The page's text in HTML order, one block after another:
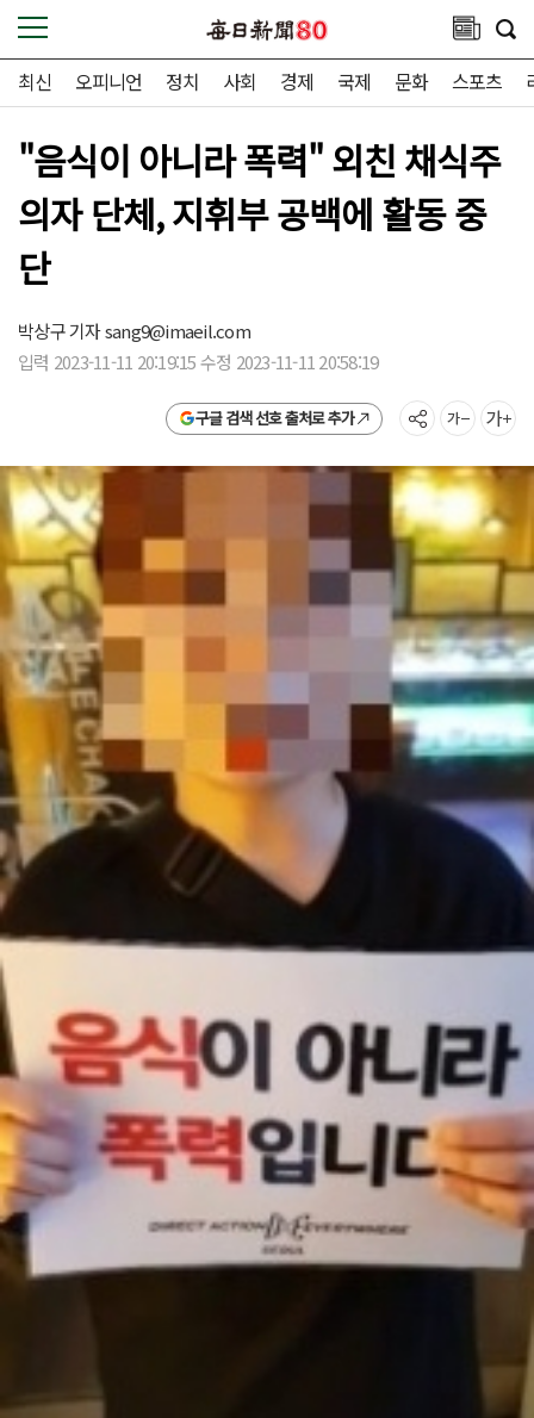
최신 오피니언 정치 사회 경제 국제 문화 스포츠
"음식이 아니라 폭력" 외친 채식주
의자 단체, 지휘부 공백에 활동 중
단
박상구 기자sang9@imaeil.com
입력 2023-11-11 20:19:15 수정 2023-11-11 20:58:19
구글 검색 선호 출처로 추가